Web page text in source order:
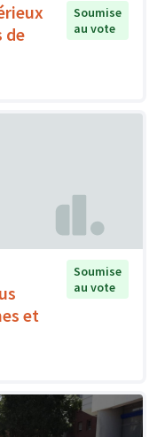
de
Soumise
au vote
et
Soumise
au vote